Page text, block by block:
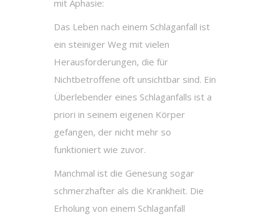
mit Aphasie:
Das Leben nach einem Schlaganfall ist
ein steiniger Weg mit vielen
Herausforderungen, die für
Nichtbetroffene oft unsichtbar sind. Ein
Überlebender eines Schlaganfalls ist a
priori in seinem eigenen Körper
gefangen, der nicht mehr so
funktioniert wie zuvor.
Manchmal ist die Genesung sogar
schmerzhafter als die Krankheit. Die
Erholung von einem Schlaganfall